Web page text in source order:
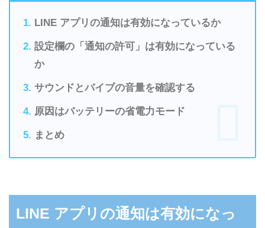
LINE アプリの通知は有効になっているか
設定欄の「通知の許可」は有効になっている
か
サウンドとバイブの音量を確認する
原因はバッテリーの省電力モード
まとめ
LINE アプリの通知は有効になっ